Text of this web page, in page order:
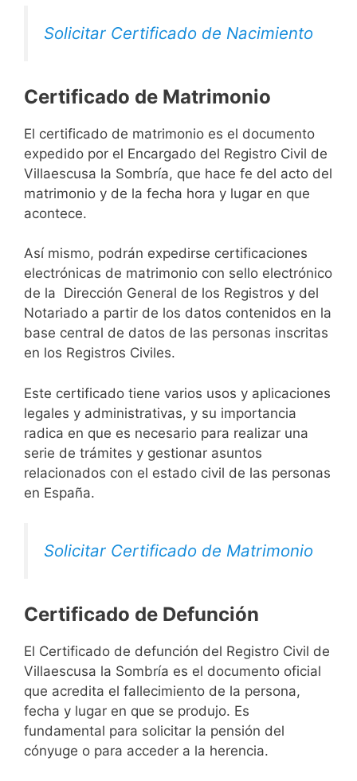
Solicitar Certificado de Nacimiento
Certificado de Matrimonio
El certificado de matrimonio es el documento
expedido por el Encargado del Registro Civil de
Villaescusa la Sombría, que hace fe del acto del
matrimonio y de la fecha hora y lugar en que
acontece.
Así mismo, podrán expedirse certificaciones
electrónicas de matrimonio con sello electrónico
de la Dirección General de los Registros y del
Notariado a partir de los datos contenidos en la
base central de datos de las personas inscritas
en los Registros Civiles.
Este certificado tiene varios usos y aplicaciones
legales y administrativas, y su importancia
radica en que es necesario para realizar una
serie de trámites y gestionar asuntos
relacionados con el estado civil de las personas
en España.
Solicitar Certificado de Matrimonio
Certificado de Defunción
El Certificado de defunción del Registro Civil de
Villaescusa la Sombría es el documento oficial
que acredita el fallecimiento de la persona,
fecha y lugar en que se produjo. Es
fundamental para solicitar la pensión del
cónyuge o para acceder a la herencia.